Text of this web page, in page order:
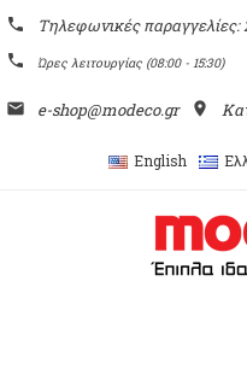
phone Τηλεφωνικές παραγγελίες:
phone Ώρες λειτουργίας (08:00 - 15:30)
email e-shop@modeco.gr place
English